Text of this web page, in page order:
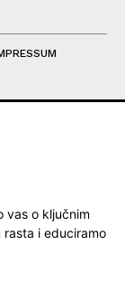
vas o ključnim
rasta i educiramo